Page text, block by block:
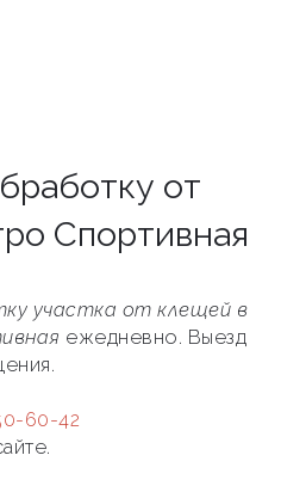
от
Спортивная
участка от клещей в
ежедневно. Выезд
60-42